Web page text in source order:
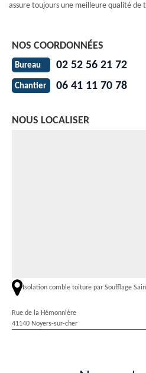
assure toujours une meilleure qualité de
NOS COORDONNÉES
Bureau 02 52 56 21 72
Chantier 06 41 11 70 78
NOUS LOCALISER
Isolation comble toiture par Soufflage
Rue de la Hémonnière
41140 Noyers-sur-cher